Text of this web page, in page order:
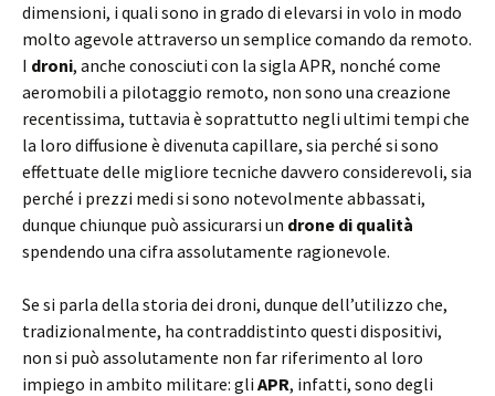
dimensioni, i quali sono in grado di elevarsi in volo in modo
molto agevole attraverso un semplice comando da remoto.
I droni, anche conosciuti con la sigla APR, nonché come
aeromobili a pilotaggio remoto, non sono una creazione
recentissima, tuttavia è soprattutto negli ultimi tempi che
la loro diffusione è divenuta capillare, sia perché si sono
effettuate delle migliore tecniche davvero considerevoli, sia
perché i prezzi medi si sono notevolmente abbassati,
dunque chiunque può assicurarsi un drone di qualità
spendendo una cifra assolutamente ragionevole.
Se si parla della storia dei droni, dunque dell’utilizzo che,
tradizionalmente, ha contraddistinto questi dispositivi,
non si può assolutamente non far riferimento al loro
impiego in ambito militare: gli APR, infatti, sono degli